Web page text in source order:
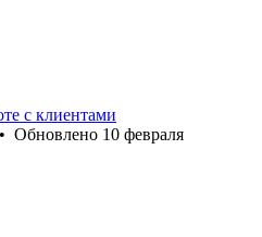
с клиентами
• Обновлено 10 февраля